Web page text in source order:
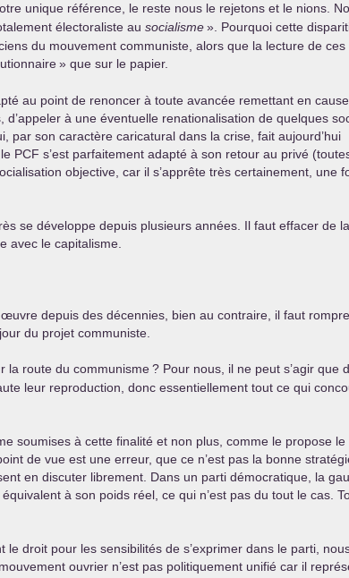
unique référence, le reste nous le rejetons et le nions.
électoraliste au socialisme». Pourquoi cette
du mouvement communiste, alors que la lecture de ces
» que sur le papier.
au point de renoncer à toute avancée remettant en cause
à une éventuelle renationalisation de quelques
par son caractère caricatural dans la crise, fait aujourd’hui
PCF s’est parfaitement adapté à son retour au privé
objective, car il s’apprête très certainement, une
se développe depuis plusieurs années. Il faut effacer de la
avec le capitalisme.
depuis des décennies, bien au contraire, il faut rompre
du projet communiste.
la route du communisme? Pour nous, il ne peut s’agir que
leur reproduction, donc essentiellement tout ce qui
soumises à cette finalité et non plus, comme le propose le
de vue est une erreur, que ce n’est pas la bonne
en discuter librement. Dans un parti démocratique, la
à son poids réel, ce qui n’est pas du tout le cas.
droit pour les sensibilités de s’exprimer dans le parti,
ouvrier n’est pas politiquement unifié car il